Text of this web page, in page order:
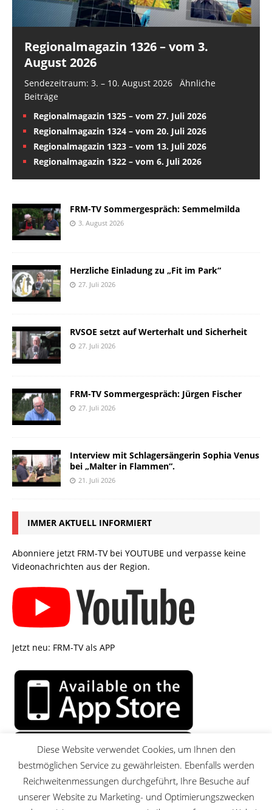
Regionalmagazin 1326 – vom 3.
August 2026
Sendezeitraum: 3. – 10. August 2026 Ähnliche
Beiträge
Regionalmagazin 1325 – vom 27. Juli 2026
Regionalmagazin 1324 – vom 20. Juli 2026
Regionalmagazin 1323 – vom 13. Juli 2026
Regionalmagazin 1322 – vom 6. Juli 2026
FRM-TV Sommergespräch: Semmelmilda
3. August 2026
Herzliche Einladung zu „Fit im Park“
27. Juli 2026
RVSOE setzt auf Werterhalt und Sicherheit
27. Juli 2026
FRM-TV Sommergespräch: Jürgen Fischer
27. Juli 2026
Interview mit Schlagersängerin Sophia Venus
bei „Malter in Flammen“.
21. Juli 2026
IMMER AKTUELL INFORMIERT
Abonniere jetzt FRM-TV bei YOUTUBE und verpasse keine
Videonachrichten aus der Region.
Jetzt neu: FRM-TV als APP
Diese Website verwendet Cookies, um Ihnen den
bestmöglichen Service zu gewährleisten. Ebenfalls werden
Reichweitenmessungen durchgeführt, Ihre Besuche auf
unserer Website zu Marketing- und Optimierungszwecken